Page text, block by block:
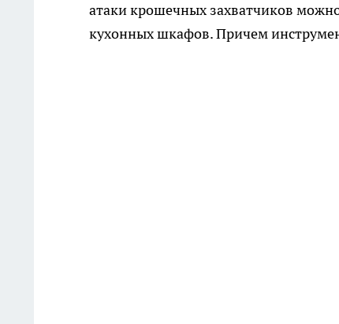
атаки крошечных захватчиков
кухонных шкафов. Причем